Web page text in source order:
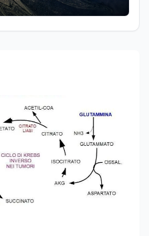
collegate al suo ambito di
all’interesse per la
attenzione alla
del sapere alle nuove
e alla promozione di una
consapevole e
Su edunews24.it si occupa di
con un focus sui
della ricerca e
scientifica,
una divulgazione chiara,
le sue principali passioni